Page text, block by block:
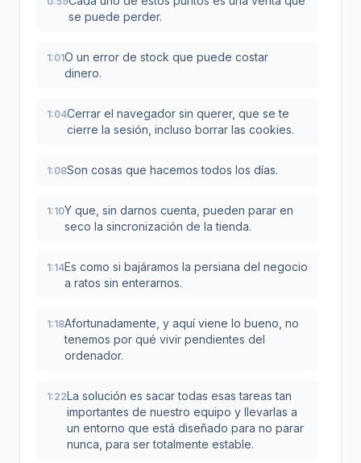
se puede perder.
1:01O un error de stock que puede costar
dinero.
1:04Cerrar el navegador sin querer, que se te
cierre la sesión, incluso borrar las cookies.
1:08Son cosas que hacemos todos los días.
1:10Y que, sin darnos cuenta, pueden parar en
seco la sincronización de la tienda.
1:14Es como si bajáramos la persiana del negocio
a ratos sin enterarnos.
1:18Afortunadamente, y aquí viene lo bueno, no
tenemos por qué vivir pendientes del
ordenador.
1:22La solución es sacar todas esas tareas tan
importantes de nuestro equipo y llevarlas a
un entorno que está diseñado para no parar
nunca, para ser totalmente estable.